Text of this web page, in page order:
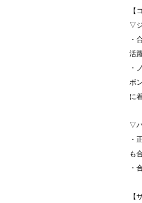
【
▽
・
活
・
ボ
に
▽
・
も
・
【